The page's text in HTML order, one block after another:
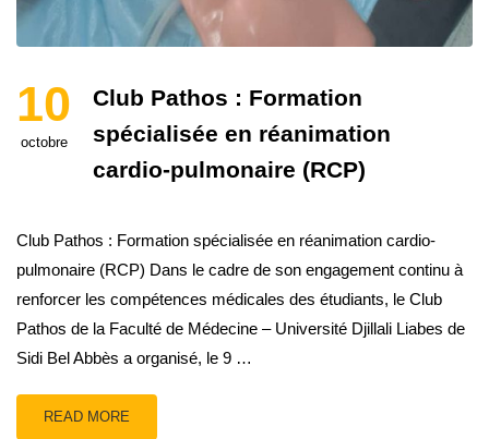
10
octobre
Club Pathos : Formation
spécialisée en réanimation
cardio-pulmonaire (RCP)
Club Pathos : Formation spécialisée en réanimation cardio-
pulmonaire (RCP) Dans le cadre de son engagement continu à
renforcer les compétences médicales des étudiants, le Club
Pathos de la Faculté de Médecine – Université Djillali Liabes de
Sidi Bel Abbès a organisé, le 9 …
READ MORE